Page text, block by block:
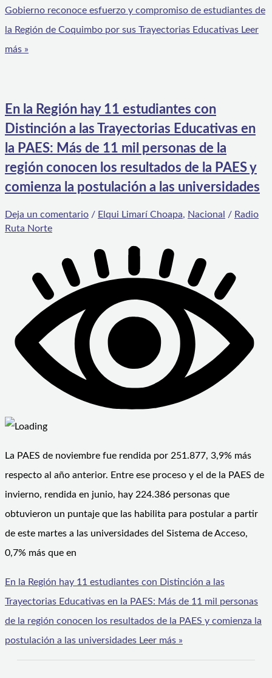
Gobierno reconoce esfuerzo y compromiso de estudiantes de
la Región de Coquimbo por sus Trayectorias Educativas Leer
más »
En la Región hay 11 estudiantes con
Distinción a las Trayectorias Educativas en
la PAES: Más de 11 mil personas de la
región conocen los resultados de la PAES y
comienza la postulación a las universidades
Deja un comentario / Elqui Limarí Choapa, Nacional / Radio
Ruta Norte
La PAES de noviembre fue rendida por 251.877, 3,9% más
respecto al año anterior. Entre ese proceso y el de la PAES de
invierno, rendida en junio, hay 224.386 personas que
obtuvieron un puntaje que las habilita para postular a partir
de este martes a las universidades del Sistema de Acceso,
0,7% más que en
En la Región hay 11 estudiantes con Distinción a las
Trayectorias Educativas en la PAES: Más de 11 mil personas
de la región conocen los resultados de la PAES y comienza la
postulación a las universidades Leer más »